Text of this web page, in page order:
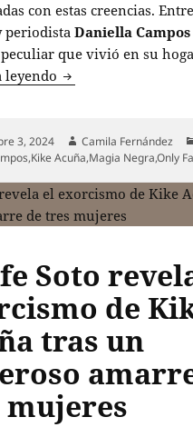
con estas creencias.
periodistaDaniella Campos
que vivió en su
leyendo Daniella Campos
3, 2024 Autor
Camila Fernández
,Kike Acuña,Magia Negra,Only
Soto
de
tras un